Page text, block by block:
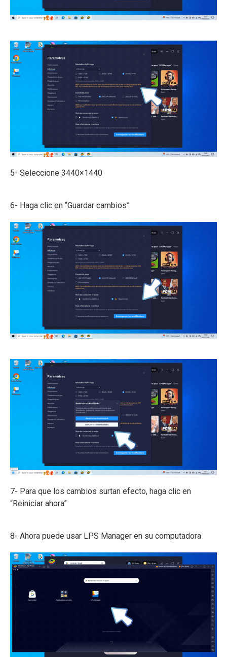
5- Seleccione 3440×1440
6- Haga clic en “Guardar cambios”
7- Para que los cambios surtan efecto, haga clic en
“Reiniciar ahora”
8- Ahora puede usar LPS Manager en su computadora